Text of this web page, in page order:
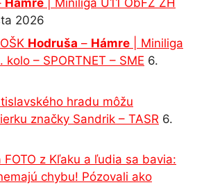
2026
Hodruša – Hámre | Miniliga
kolo – SPORTNET – SME 6.
hradu môžu
značky Sandrik – TASR 6.
z Kľaku a ľudia sa bavia:
chybu! Pózovali ako